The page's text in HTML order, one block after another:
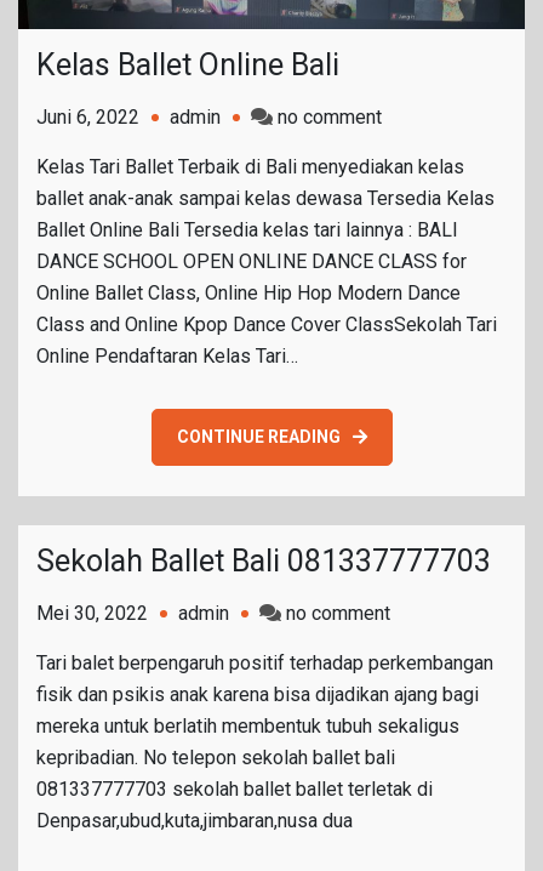
Kelas Ballet Online Bali
Juni 6, 2022 admin no commenton
Ballet
Online
Bali
Kelas Tari Ballet Terbaik di Bali menyediakan kelas
ballet anak-anak sampai kelas dewasa Tersedia Kelas
Ballet Online Bali Tersedia kelas tari lainnya : BALI
DANCE SCHOOL OPEN ONLINE DANCE CLASS for
Online Ballet Class, Online Hip Hop Modern Dance
Class and Online Kpop Dance Cover ClassSekolah Tari
Online Pendaftaran Kelas Tari…
CONTINUE READING
Sekolah Ballet Bali 081337777703
Mei 30, 2022 admin no commenton
Ballet
Bali
081337777703
Tari balet berpengaruh positif terhadap perkembangan
fisik dan psikis anak karena bisa dijadikan ajang bagi
mereka untuk berlatih membentuk tubuh sekaligus
kepribadian. No telepon sekolah ballet bali
081337777703 sekolah ballet ballet terletak di
Denpasar,ubud,kuta,jimbaran,nusa dua